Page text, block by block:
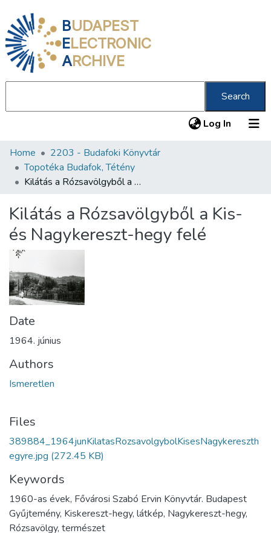
BUDAPEST
ELECTRONIC
ARCHIVE
Search
Log In (current)
Communities & Collections
All of DSpace
About us
Home
2203 - Budafoki Könyvtár
Topotéka Budafok, Tétény
Kilátás a Rózsavölgyből a Kis- és Nagykereszt-hegy felé
Kilátás a Rózsavölgyből a Kis-
és Nagykereszt-hegy felé
Date
1964. június
Authors
Ismeretlen
Files
389884_1964junKilatasRozsavolgybolKisesNagykereszth
egyre.jpg (272.45 KB)
Keywords
1960-as évek, Fővárosi Szabó Ervin Könyvtár. Budapest
Gyűjtemény, Kiskereszt-hegy, látkép, Nagykereszt-hegy,
Rózsavölgy, természet